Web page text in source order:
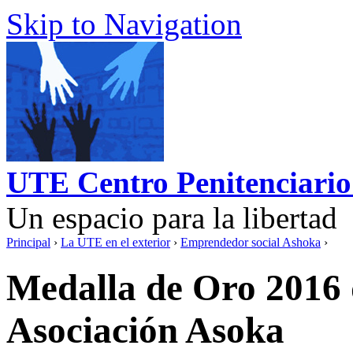
Skip to Navigation
UTE Centro
Un espacio para la libertad
Principal › La UTE en el exterior› Emprendedor social Ashoka ›
Medalla de Oro
Asociación Asoka